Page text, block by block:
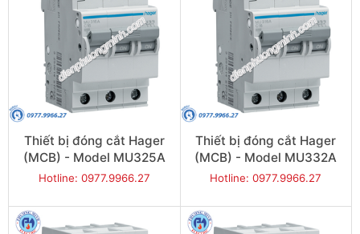
Thiết bị đóng cắt Hager
(MCB) - Model MU325A
Hotline: 0977.9966.27
Thiết bị đóng cắt Hager
(MCB) - Model MU332A
Hotline: 0977.9966.27